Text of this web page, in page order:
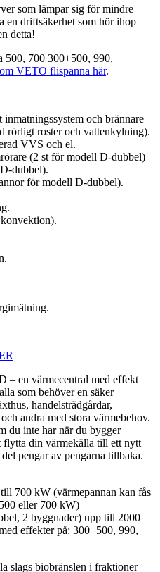
som lämpar sig för mindre
en driftsäkerhet som hör ihop
detta!
500, 700 300+500, 990,
VETO flispanna här.
och brännare
rörligt roster och vattenkylning).
VVS och el.
(2 st för modell D-dubbel)
dubbel).
för modell D-dubbel).
– en värmecentral med effekt
som behöver en säker
handelsträdgårdar,
andra med stora värmebehov.
du inte har när du bygger
flytta din värmekälla till ett nytt
pengar av pengarna tillbaka.
700 kW (värmepannan kan fås
eller 700 kW)
2 byggnader) upp till 2000
effekter på: 300+500, 990,
slags biobränslen i fraktioner